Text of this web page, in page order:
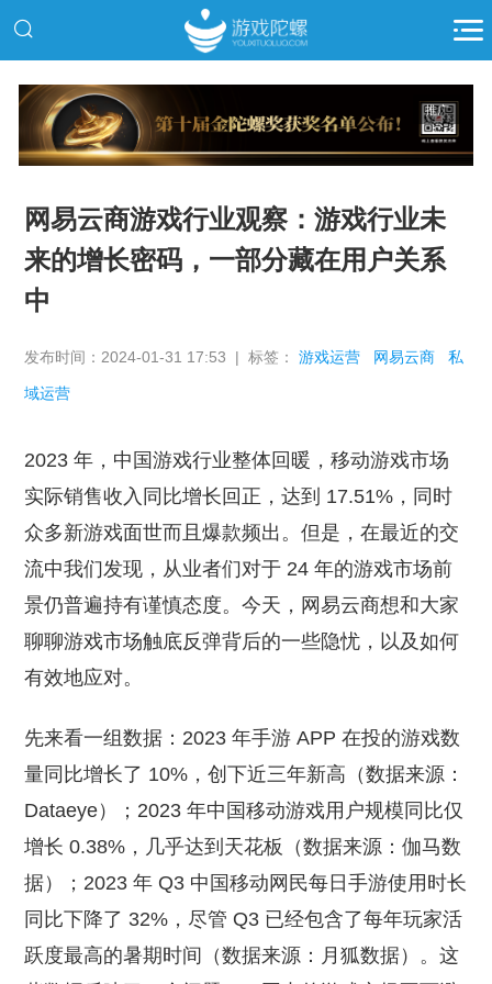
推广
网易云商游戏行业观察：游戏行业未
来的增长密码，一部分藏在用户关系
中
发布时间：2024-01-31 17:53 | 标签：游戏运营 网易云商 私
域运营
2023 年，中国游戏行业整体回暖，移动游戏市场
实际销售收入同比增长回正，达到 17.51%，同时
众多新游戏面世而且爆款频出。但是，在最近的交
流中我们发现，从业者们对于 24 年的游戏市场前
景仍普遍持有谨慎态度。今天，网易云商想和大家
聊聊游戏市场触底反弹背后的一些隐忧，以及如何
有效地应对。
先来看一组数据：2023 年手游 APP 在投的游戏数
量同比增长了 10%，创下近三年新高（数据来源：
Dataeye）；2023 年中国移动游戏用户规模同比仅
增长 0.38%，几乎达到天花板（数据来源：伽马数
据）；2023 年 Q3 中国移动网民每日手游使用时长
同比下降了 32%，尽管 Q3 已经包含了每年玩家活
跃度最高的暑期时间（数据来源：月狐数据）。这